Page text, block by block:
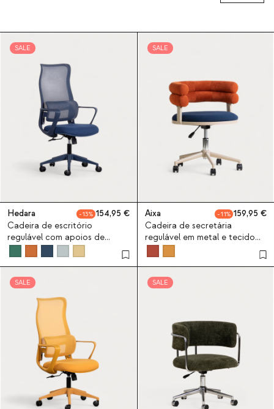
SALE
Hedara 13
154,95
Cadeira de escritório
regulável com apoios de
SALE
Aixa 11
159,95
Cadeira de secretária
regulável em metal e tecido
SALE SALE